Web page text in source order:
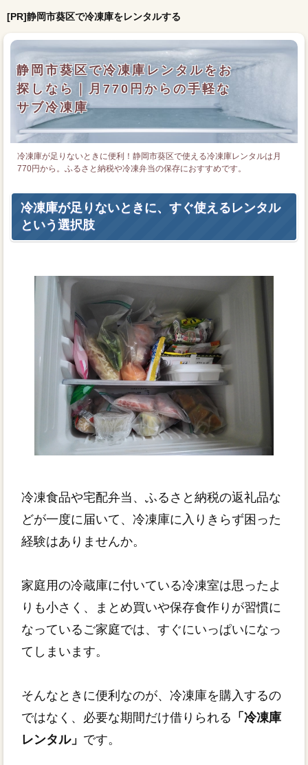
[PR]静岡市葵区で冷凍庫をレンタルする
静岡市葵区で冷凍庫レンタルをお
探しなら｜月770円からの手軽な
サブ冷凍庫
冷凍庫が足りないときに便利！静岡市葵区で使える冷凍庫レンタルは月
770円から。ふるさと納税や冷凍弁当の保存におすすめです。
冷凍庫が足りないときに、すぐ使えるレンタル
という選択肢
冷凍食品や宅配弁当、ふるさと納税の返礼品な
どが一度に届いて、冷凍庫に入りきらず困った
経験はありませんか。
家庭用の冷蔵庫に付いている冷凍室は思ったよ
りも小さく、まとめ買いや保存食作りが習慣に
なっているご家庭では、すぐにいっぱいになっ
てしまいます。
そんなときに便利なのが、冷凍庫を購入するの
ではなく、必要な期間だけ借りられる 「冷凍庫
レンタル」 です。